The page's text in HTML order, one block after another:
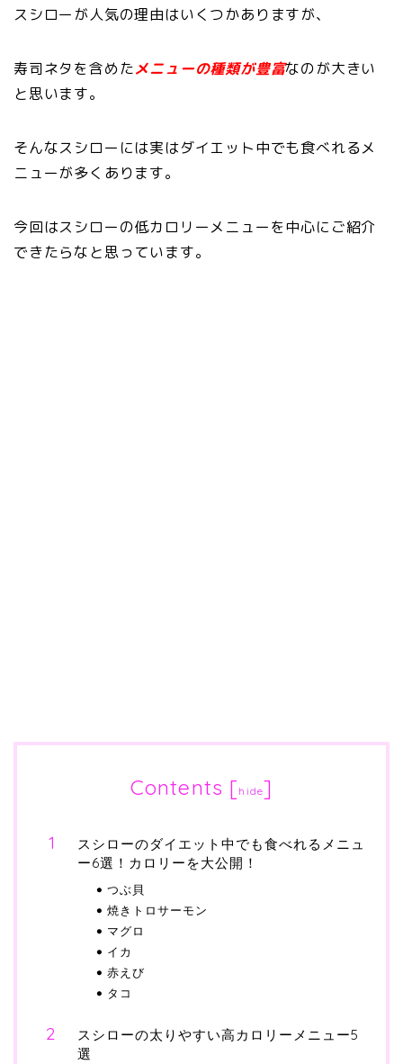
スシローが人気の理由はいくつかありますが、
寿司ネタを含めたメニューの種類が豊富なのが大きい
と思います。
そんなスシローには実はダイエット中でも食べれるメ
ニューが多くあります。
今回はスシローの低カロリーメニューを中心にご紹介
できたらなと思っています。
Contents [hide]
スシローのダイエット中でも食べれるメニュ
ー6選！カロリーを大公開！
つぶ貝
焼きトロサーモン
マグロ
イカ
赤えび
タコ
スシローの太りやすい高カロリーメニュー5
選